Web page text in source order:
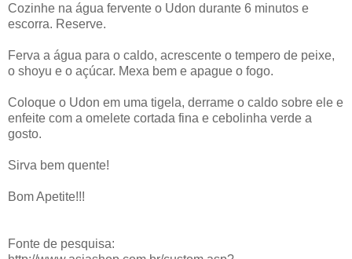
Cozinhe na água fervente o Udon durante 6 minutos e
escorra. Reserve.
Ferva a água para o caldo, acrescente o tempero de peixe,
o shoyu e o açúcar. Mexa bem e apague o fogo.
Coloque o Udon em uma tigela, derrame o caldo sobre ele e
enfeite com a omelete cortada fina e cebolinha verde a
gosto.
Sirva bem quente!
Bom Apetite!!!
Fonte de pesquisa: